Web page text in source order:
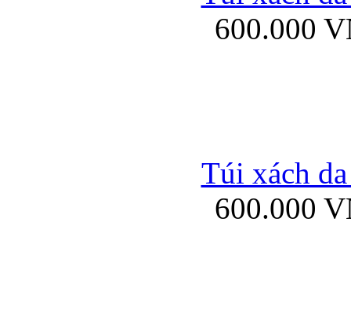
600.000
Túi xách
600.000